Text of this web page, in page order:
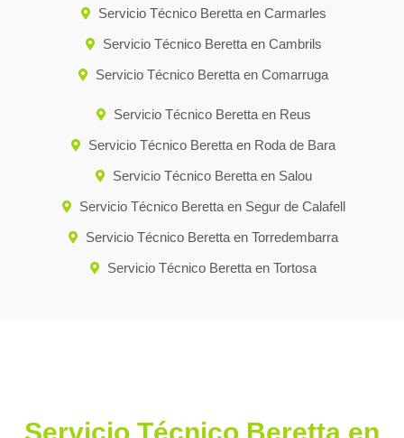
Servicio Técnico Beretta en Carmarles
Servicio Técnico Beretta en Cambrils
Servicio Técnico Beretta en Comarruga
Servicio Técnico Beretta en Reus
Servicio Técnico Beretta en Roda de Bara
Servicio Técnico Beretta en Salou
Servicio Técnico Beretta en Segur de Calafell
Servicio Técnico Beretta en Torredembarra
Servicio Técnico Beretta en Tortosa
Servicio Técnico Beretta en